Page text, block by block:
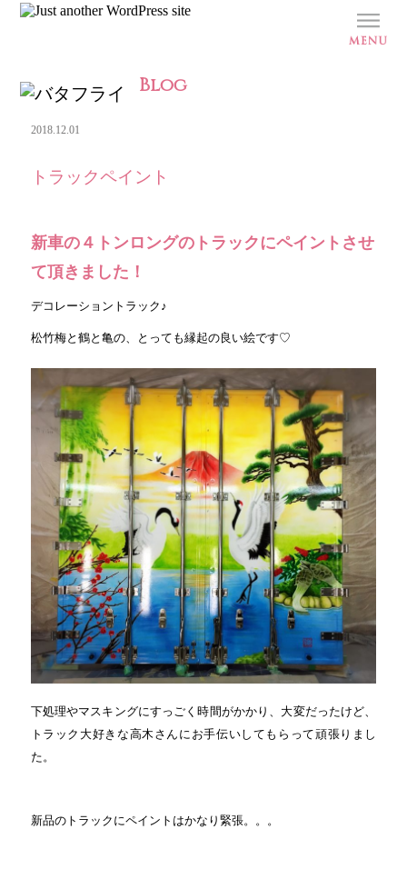
Blog
2018.12.01
トラックペイント
新車の４トンロングのトラックにペイントさせ
て頂きました！
デコレーショントラック♪
松竹梅と鶴と亀の、とっても縁起の良い絵です♡
下処理やマスキングにすっごく時間がかかり、大変だったけど、
トラック大好きな高木さんにお手伝いしてもらって頑張りまし
た。
新品のトラックにペイントはかなり緊張。。。